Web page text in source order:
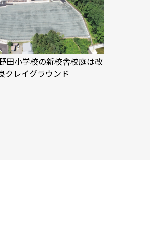
田小学校の新校舎校庭は改
クレイグラウンド